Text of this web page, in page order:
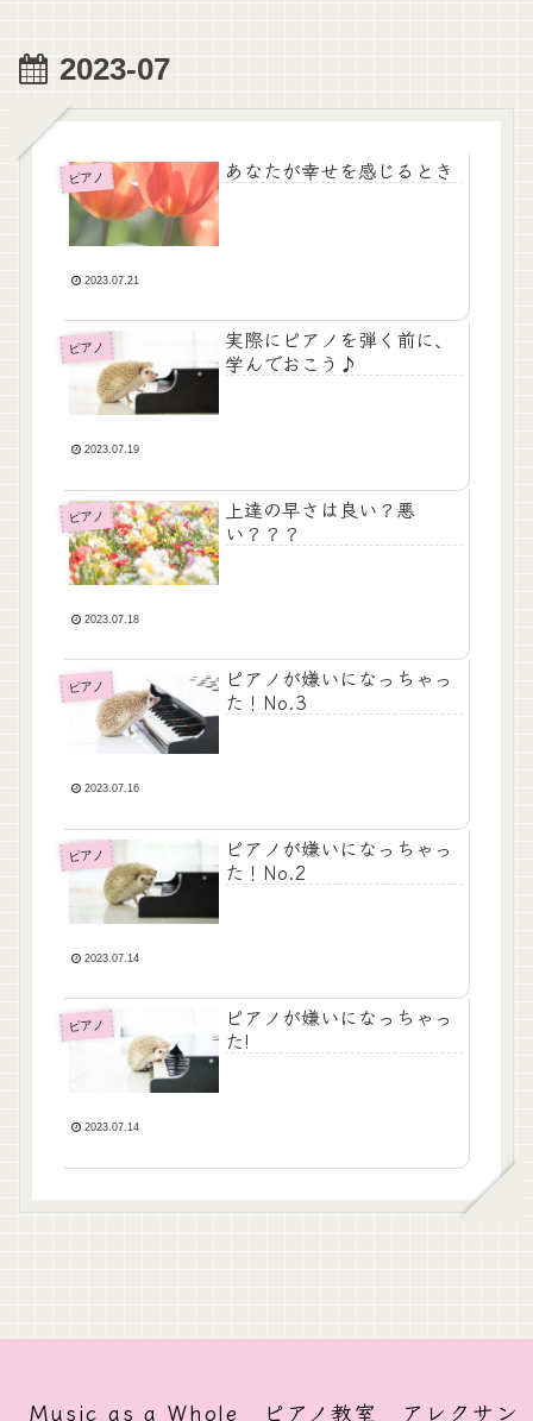
2023-07
ピアノ あなたが幸せを感じるとき
2023.07.21
ピアノ
実際にピアノを弾く前に、
学んでおこう♪
2023.07.19
ピアノ
上達の早さは良い？悪
い？？？
2023.07.18
ピアノ
ピアノが嫌いになっちゃっ
た！No.3
2023.07.16
ピアノ
ピアノが嫌いになっちゃっ
た！No.2
2023.07.14
ピアノ
ピアノが嫌いになっちゃっ
た!
2023.07.14
Music as a Whole ピアノ教室 アレクサン